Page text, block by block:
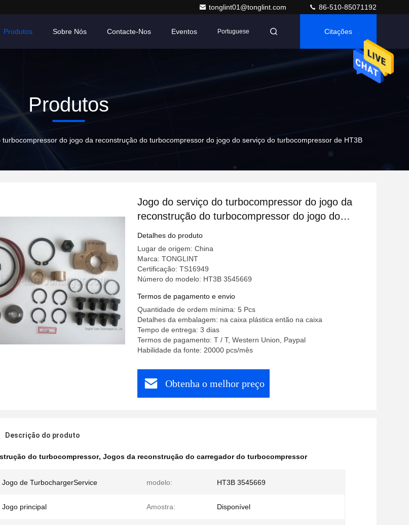
tonglint01@tonglint.com 86-510-85071192
Produtos Sobre Nós Contacte-Nos Eventos Portuguese Citações
Produtos
turbocompressor do jogo da reconstrução do turbocompressor do jogo do serviço do turbocompressor de HT3B
Jogo do serviço do turbocompressor do jogo da
reconstrução do turbocompressor do jogo do
serviço do turbocompressor de HT3B 3545669
Cummins
Detalhes do produto
Lugar de origem: China
Marca: TONGLINT
Certificação: TS16949
Número do modelo: HT3B 3545669
Termos de pagamento e envio
Quantidade de ordem mínima: 5 Pcs
Detalhes da embalagem: na caixa plástica então na caixa
Tempo de entrega: 3 dias
Termos de pagamento: T / T, Western Union, Paypal
Habilidade da fonte: 20000 pcs/mês
Obtenha o melhor preço
Descrição do produto
do turbocompressor, Jogos da reconstrução do carregador do turbocompressor
Jogo de TurbochargerService modelo: HT3B 3545669
Jogo principal Amostra: Disponível